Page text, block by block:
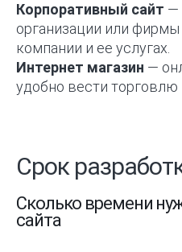
Корпоративный сайт —
организации или
компании и ее услугах.
Интернет магазин —
удобно вести торговлю
Срок
Сколько времени
сайта